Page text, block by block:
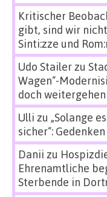
Kritischer
gibt, sind wir
Sinti:zze und
Udo Stailerzu
Wagen“-
doch weitergehen
Ulli zu „Solange
sicher“:
Danii zu
Ehrenamtliche
Sterbende in